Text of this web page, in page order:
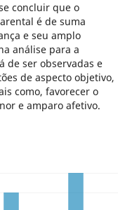
concluir que o
é de suma
e seu amplo
análise para a
de ser observadas e
de aspecto objetivo,
como, favorecer o
e amparo afetivo.